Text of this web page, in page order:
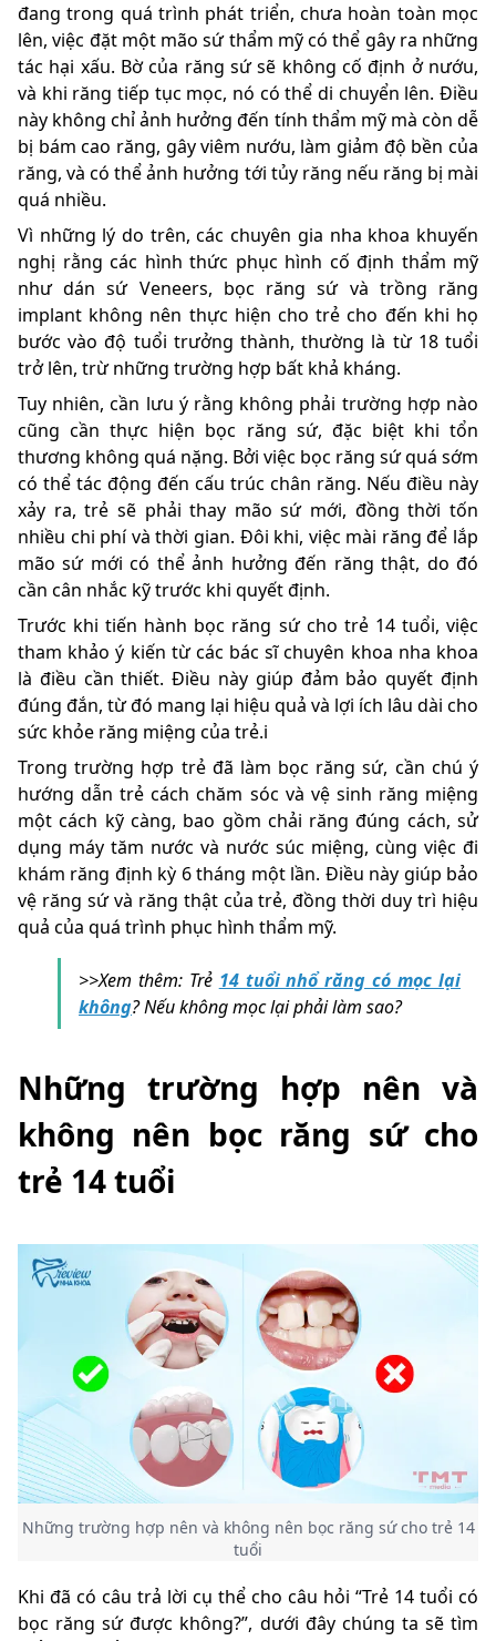
đang trong quá trình phát triển, chưa hoàn toàn mọc
lên, việc đặt một mão sứ thẩm mỹ có thể gây ra những
tác hại xấu. Bờ của răng sứ sẽ không cố định ở nướu,
và khi răng tiếp tục mọc, nó có thể di chuyển lên. Điều
này không chỉ ảnh hưởng đến tính thẩm mỹ mà còn dễ
bị bám cao răng, gây viêm nướu, làm giảm độ bền của
răng, và có thể ảnh hưởng tới tủy răng nếu răng bị mài
quá nhiều.
Vì những lý do trên, các chuyên gia nha khoa khuyến
nghị rằng các hình thức phục hình cố định thẩm mỹ
như dán sứ Veneers, bọc răng sứ và trồng răng
implant không nên thực hiện cho trẻ cho đến khi họ
bước vào độ tuổi trưởng thành, thường là từ 18 tuổi
trở lên, trừ những trường hợp bất khả kháng.
Tuy nhiên, cần lưu ý rằng không phải trường hợp nào
cũng cần thực hiện bọc răng sứ, đặc biệt khi tổn
thương không quá nặng. Bởi việc bọc răng sứ quá sớm
có thể tác động đến cấu trúc chân răng. Nếu điều này
xảy ra, trẻ sẽ phải thay mão sứ mới, đồng thời tốn
nhiều chi phí và thời gian. Đôi khi, việc mài răng để lắp
mão sứ mới có thể ảnh hưởng đến răng thật, do đó
cần cân nhắc kỹ trước khi quyết định.
Trước khi tiến hành bọc răng sứ cho trẻ 14 tuổi, việc
tham khảo ý kiến từ các bác sĩ chuyên khoa nha khoa
là điều cần thiết. Điều này giúp đảm bảo quyết định
đúng đắn, từ đó mang lại hiệu quả và lợi ích lâu dài cho
sức khỏe răng miệng của trẻ.i
Trong trường hợp trẻ đã làm bọc răng sứ, cần chú ý
hướng dẫn trẻ cách chăm sóc và vệ sinh răng miệng
một cách kỹ càng, bao gồm chải răng đúng cách, sử
dụng máy tăm nước và nước súc miệng, cùng việc đi
khám răng định kỳ 6 tháng một lần. Điều này giúp bảo
vệ răng sứ và răng thật của trẻ, đồng thời duy trì hiệu
quả của quá trình phục hình thẩm mỹ.
>>Xem thêm: Trẻ 14 tuổi nhổ răng có mọc lại
không? Nếu không mọc lại phải làm sao?
Những trường hợp nên và
không nên bọc răng sứ cho
trẻ 14 tuổi
Những trường hợp nên và không nên bọc răng sứ cho trẻ 14
tuổi
Khi đã có câu trả lời cụ thể cho câu hỏi “Trẻ 14 tuổi có
bọc răng sứ được không?”, dưới đây chúng ta sẽ tìm